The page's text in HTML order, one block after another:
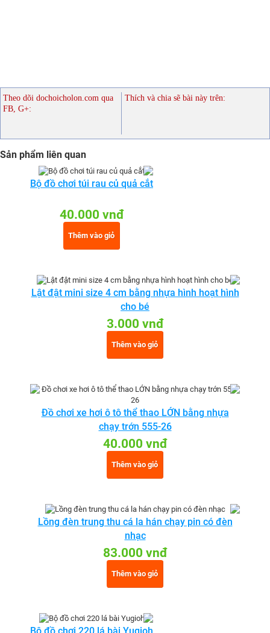
Theo dõi dochoicholon.com qua
FB, G+:
Thích và chia sẽ bài này trên:
Sản phẩm liên quan
Bộ đồ chơi túi rau củ quả cắt
40.000 vnđ
Thêm vào giỏ
Lật đật mini size 4 cm bằng nhựa hình hoạt hình
cho bé
3.000 vnđ
Thêm vào giỏ
Đồ chơi xe hơi ô tô thể thao LỚN bằng nhựa
chạy trớn 555-26
40.000 vnđ
Thêm vào giỏ
Lồng đèn trung thu cá la hán chạy pin có đèn
nhạc
83.000 vnđ
Thêm vào giỏ
Bộ đồ chơi 220 lá bài Yugioh